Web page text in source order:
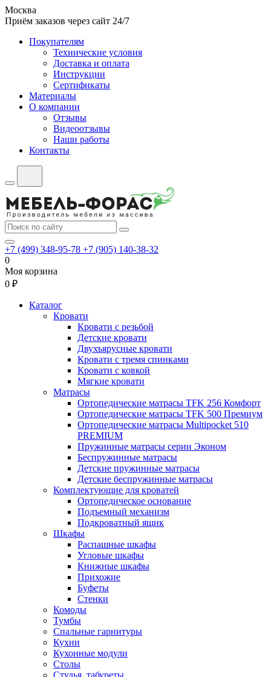
Москва
Приём заказов через сайт 24/7
Покупателям
Технические условия
Доставка и оплата
Инструкции
Сертификаты
Материалы
О компании
Отзывы
Видеоотзывы
Наши работы
Контакты
+7 (499) 348-95-78 +7 (905) 140-38-32
0
Моя корзина
0 ₽
Каталог
Кровати
Кровати с резьбой
Детские кровати
Двухъярусные кровати
Кровати с тремя спинками
Кровати с ковкой
Мягкие кровати
Матрасы
Ортопедические матрасы TFK 256 Комфорт
Ортопедические матрасы TFK 500 Премиум
Ортопедические матрасы Multipocket 510
PREMIUM
Пружинные матрасы серии Эконом
Беспружинные матрасы
Детские пружинные матрасы
Детские беспружинные матрасы
Комплектующие для кроватей
Ортопедическое основание
Подъемный механизм
Подкроватный ящик
Шкафы
Распашные шкафы
Угловые шкафы
Книжные шкафы
Прихожие
Буфеты
Стенки
Комоды
Тумбы
Спальные гарнитуры
Кухни
Кухонные модули
Столы
Стулья, табуреты